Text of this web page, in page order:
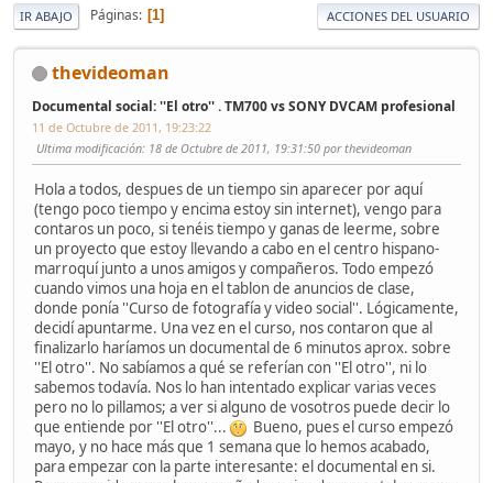
IR ABAJO Páginas 1 ACCIONES DEL USUARIO
thevideoman
Documental social: ''El otro'' . TM700 vs SONY DVCAM profesional
11 de Octubre de 2011, 19:23:22
Ultima modificación: 18 de Octubre de 2011, 19:31:50 por thevideoman
Hola a todos, despues de un tiempo sin aparecer por aquí
(tengo poco tiempo y encima estoy sin internet), vengo para
contaros un poco, si tenéis tiempo y ganas de leerme, sobre
un proyecto que estoy llevando a cabo en el centro hispano-
marroquí junto a unos amigos y compañeros. Todo empezó
cuando vimos una hoja en el tablon de anuncios de clase,
donde ponía ''Curso de fotografía y video social''. Lógicamente,
decidí apuntarme. Una vez en el curso, nos contaron que al
finalizarlo haríamos un documental de 6 minutos aprox. sobre
''El otro''. No sabíamos a qué se referían con ''El otro'', ni lo
sabemos todavía. Nos lo han intentado explicar varias veces
pero no lo pillamos; a ver si alguno de vosotros puede decir lo
que entiende por ''El otro''...
Bueno, pues el curso empezó
mayo, y no hace más que 1 semana que lo hemos acabado,
para empezar con la parte interesante: el documental en si.